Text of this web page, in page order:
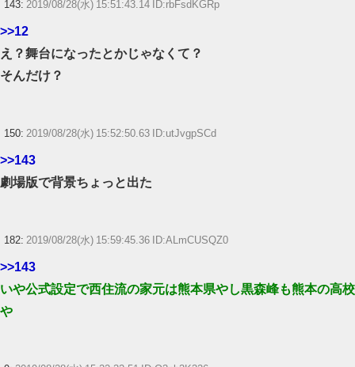
143: 2019/08/28(水) 15:51:43.14 ID:rbFsdKGRp
>>12
え？舞台になったとかじゃなくて？
そんだけ？
150: 2019/08/28(水) 15:52:50.63 ID:utJvgpSCd
>>143
劇場版で背景ちょっと出た
182: 2019/08/28(水) 15:59:45.36 ID:ALmCUSQZ0
>>143
いや公式設定で西住流の家元は熊本県やし黒森峰も熊本の高校
や